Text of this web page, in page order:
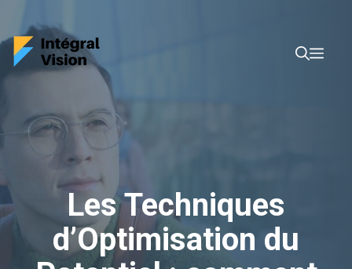
contenu
Les Techniques
d’Optimisation du